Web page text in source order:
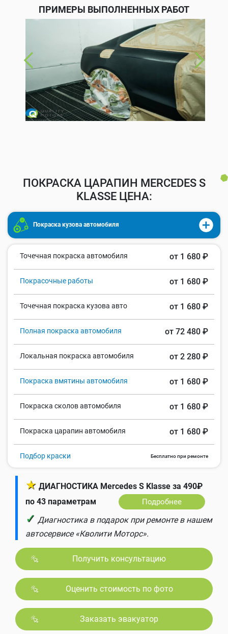
ПРИМЕРЫ ВЫПОЛНЕННЫХ РАБОТ
ПОКРАСКА ЦАРАПИН MERCEDES S
KLASSE ЦЕНА:
Покраска кузова автомобиля
Точечная покраска автомобиля от 1 680 ₽
Покрасочные работы от 1 680 ₽
Точечная покраска кузова авто от 1 680 ₽
Полная покраска автомобиля от 72 480 ₽
Локальная покраска автомобиля от 2 280 ₽
Покраска вмятины автомобиля от 1 680 ₽
Покраска сколов автомобиля от 1 680 ₽
Покраска царапин автомобиля от 1 680 ₽
Подбор краски Бесплатно при ремонте
★ ДИАГНОСТИКА Mercedes S Klasse за 490₽
по 43 параметрам
Подробнее
✓ Диагностика в подарок при ремонте в нашем
автосервисе «Кволити Моторс».
Получить консультацию
Оценить стоимость по фото
Заказать эвакуатор